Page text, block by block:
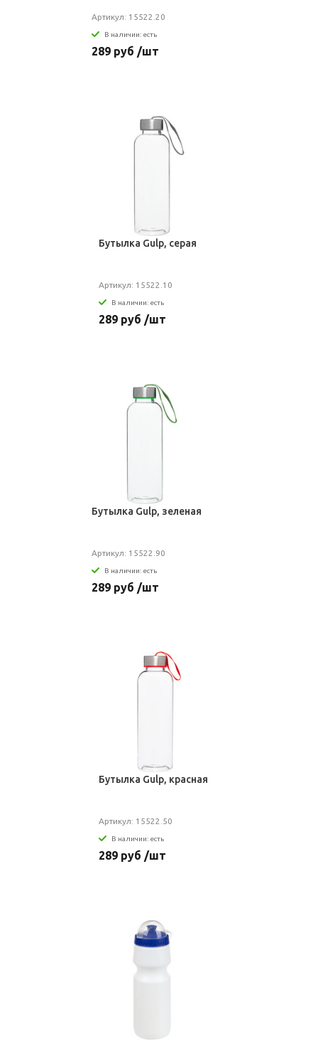
Артикул: 15522.20
В наличии: есть
289 руб /шт
Бутылка Gulp, серая
Артикул: 15522.10
В наличии: есть
289 руб /шт
Бутылка Gulp, зеленая
Артикул: 15522.90
В наличии: есть
289 руб /шт
Бутылка Gulp, красная
Артикул: 15522.50
В наличии: есть
289 руб /шт